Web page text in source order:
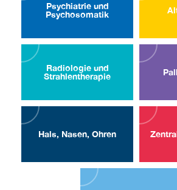
Psychiatrie und
Psycho­somatik
Radiologie und
Strahlen­therapie
Hals, Nasen, Ohren